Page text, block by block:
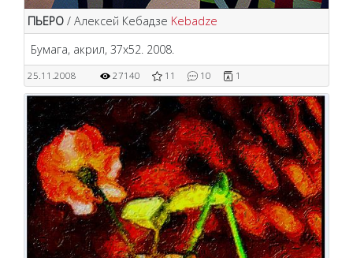
ПЬЕРО / Алексей Кебадзе Kebadze
Бумага, акрил, 37х52. 2008.
25.11.2008 27140 11 10 1